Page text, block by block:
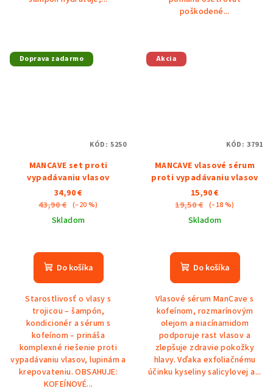
poškodené...
Doprava zadarmo
MANCAVE set proti
vypadávaniu vlasov
34,90 €
43,90 € (–20 %)
Skladom
hodnotenie
produktu
z
5
hviezdičiek.
Do košíka
Starostlivosť o vlasy s
trojicou – šampón,
kondicionér a sérum s
kofeínom – prináša
komplexné riešenie proti
vypadávaniu vlasov, lupinám a
krepovateniu. OBSAHUJE:
KOFEÍNOVÉ...
KÓD: 5250
Akcia
MANCAVE vlasové sérum
proti vypadávaniu vlasov
15,90 €
19,50 € (–18 %)
Skladom
Do košíka
Vlasové sérum ManCave s
kofeínom, rozmarínovým
olejom a niacínamidom
podporuje rast vlasov a
zlepšuje zdravie pokožky
hlavy. Vďaka exfoliačnému
účinku kyseliny salicylovej a...
KÓD: 3791